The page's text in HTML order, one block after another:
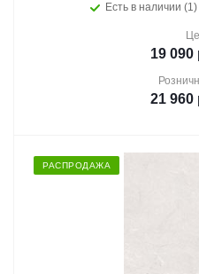
Есть в наличии (1)
19 090
21 960
РАСПРОДАЖА